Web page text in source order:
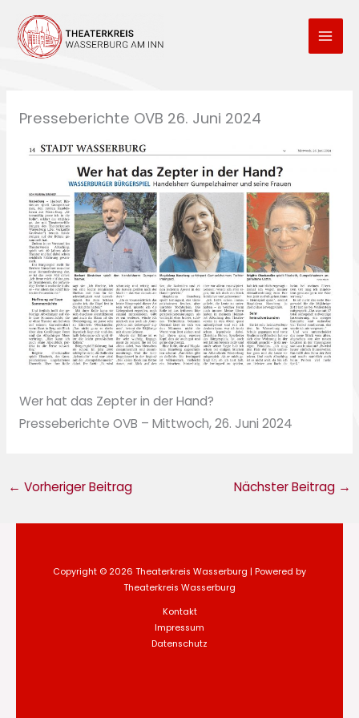
Inhalt
springen
Presseberichte OVB 26. Juni 2024
Wer hat das Zepter in der Hand?
Presseberichte OVB – Mittwoch, 26. Juni 2024
← Vorheriger Beitrag Nächster Beitrag →
Copyright © 2026 Theaterkreis Wasserburg | Powered by
Theaterkreis Wasserburg
Kontakt
Impressum
Datenschutz